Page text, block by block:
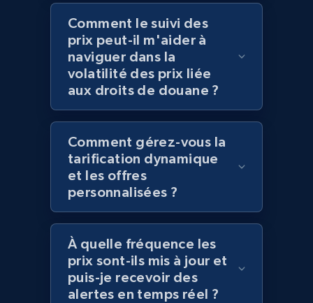
Home Depot US - Discovery products by
specific category URL
URL, Domain, Country code, Model number,
Sku, Product id, Product name, Manufacturer,
and more.
2.1K+ 355+ Commencer
Amazon products global dataset
Title, Seller name, Brand, Description, Initial
price, Currency, Availability, Reviews count, and
Comment le suivi des
prix peut-il m'aider à
naviguer dans la
volatilité des prix liée
aux droits de douane ?
Comment gérez-vous la
tarification dynamique
et les offres
personnalisées ?
À quelle fréquence les
prix sont-ils mis à jour et
puis-je recevoir des
alertes en temps réel ?